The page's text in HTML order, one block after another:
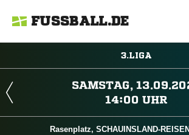
FUSSBALL.DE
3.LIGA

 
Rasenplatz, SCHAUINSLAND-